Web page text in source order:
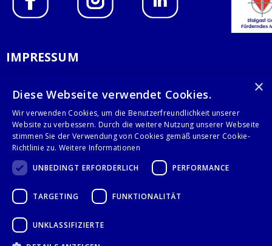
IMPRESSUM
AGB
KONTAKT
Stalgast GmbH
28359 Bremen
+49 421 408844-0
×
Diese Webseite verwendet Cookies.
Wir verwenden Cookies, um die Benutzerfreundlichkeit unserer
Website zu verbessern. Durch die weitere Nutzung unserer Webseite
stimmen Sie der Verwendung von Cookies gemäß unserer Cookie-
Richtlinie zu. Weitere Informationen
UNBEDINGT ERFORDERLICH
PERFORMANCE
TARGETING FUNKTIONALITÄT
UNKLASSIFIZIERTE